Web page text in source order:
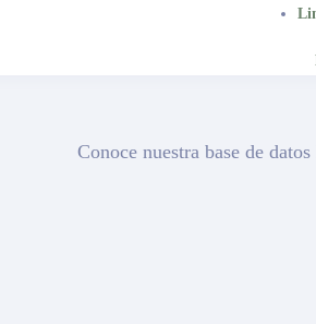
Conoce nuestra base de